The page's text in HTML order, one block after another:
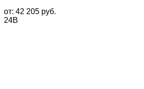
от: 42 205 руб.
24В